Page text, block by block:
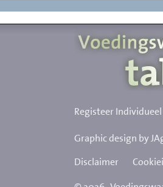
Registeer Individueel
Graphic design by
Disclaimer